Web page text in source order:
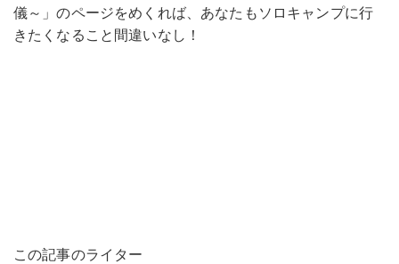
儀～」のページをめくれば、あなたもソロキャンプに行
きたくなること間違いなし！
この記事のライター